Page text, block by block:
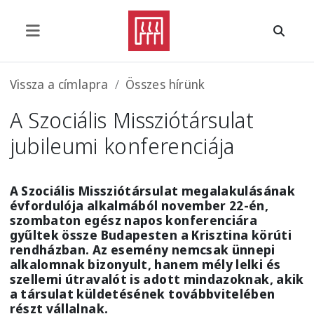
Morzsa
Vissza a címlapra Összes hírünk
A Szociális Missziótársulat
jubileumi konferenciája
A Szociális Missziótársulat megalakulásának
évfordulója alkalmából november 22-én,
szombaton egész napos konferenciára
gyűltek össze Budapesten a Krisztina körúti
rendházban. Az esemény nemcsak ünnepi
alkalomnak bizonyult, hanem mély lelki és
szellemi útravalót is adott mindazoknak, akik
a társulat küldetésének továbbvitelében
részt vállalnak.